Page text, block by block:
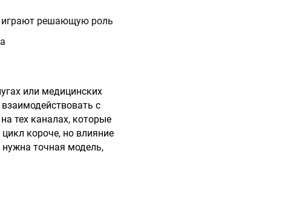
играют решающую роль
или медицинских
с
тех каналах, которые
короче, но влияние
точная модель,